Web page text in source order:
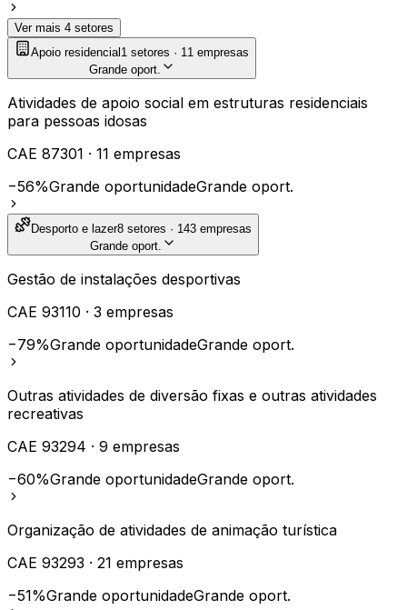
Ver mais 4 setores
Apoio residencial1 setores · 11 empresas
Grande oport.
Atividades de apoio social em estruturas residenciais
para pessoas idosas
CAE 87301 · 11 empresas
−56%Grande oportunidadeGrande oport.
Desporto e lazer8 setores · 143 empresas
Grande oport.
Gestão de instalações desportivas
CAE 93110 · 3 empresas
−79%Grande oportunidadeGrande oport.
Outras atividades de diversão fixas e outras atividades
recreativas
CAE 93294 · 9 empresas
−60%Grande oportunidadeGrande oport.
Organização de atividades de animação turística
CAE 93293 · 21 empresas
−51%Grande oportunidadeGrande oport.